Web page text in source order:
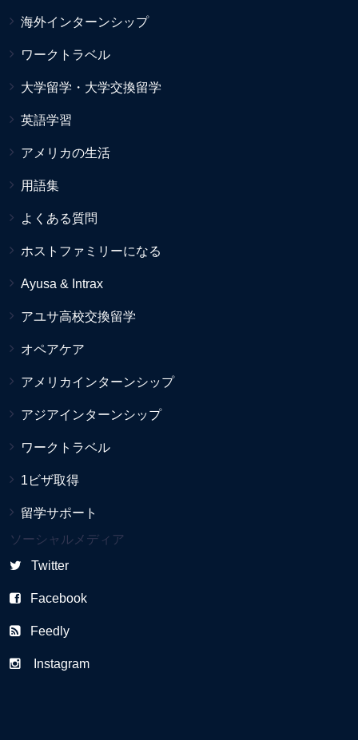
海外インターンシップ
ワークトラベル
大学留学・大学交換留学
英語学習
アメリカの生活
用語集
よくある質問
ホストファミリーになる
Ayusa & Intrax
アユサ高校交換留学
オペアケア
アメリカインターンシップ
アジアインターンシップ
ワークトラベル
1ビザ取得
留学サポート
ソーシャルメディア
Twitter
Facebook
Feedly
Instagram